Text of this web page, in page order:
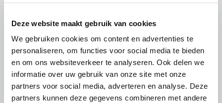
Deze website maakt gebruik van cookies
We gebruiken cookies om content en advertenties te
personaliseren, om functies voor social media te bieden
en om ons websiteverkeer te analyseren. Ook delen we
informatie over uw gebruik van onze site met onze
partners voor social media, adverteren en analyse. Deze
partners kunnen deze gegevens combineren met andere
van deze begraafplaatsen. En zo ja, waar het graf zich bevindt.
Grafzoeken laat ook de gegevens van de graftermijn zien. Zo
kunt u makkelijk zien wanneer de graftermijn eindigt.
Zoekt u contact met nabestaanden? Dan plaatst u een oproep
in het scherm. Wanneer een nabestaande dan Grafzoeken
raadpleegt, dan ziet deze persoon dat u contact zoekt. Ook